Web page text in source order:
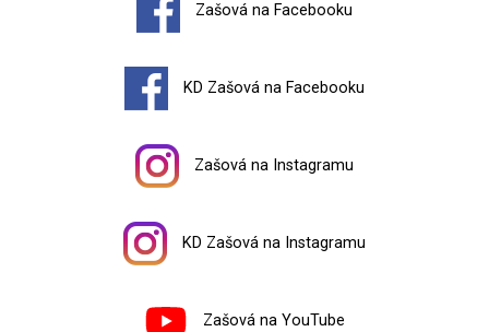
Zašová na Facebooku
KD Zašová na Facebooku
Zašová na Instagramu
KD Zašová na Instagramu
Zašová na YouTube